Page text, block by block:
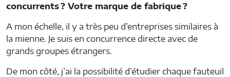
concurrents ? Votre marque de fabrique ?
A mon échelle, il y a très peu d’entreprises similaires à
la mienne. Je suis en concurrence directe avec de
grands groupes étrangers.
De mon côté, j’ai la possibilité d’étudier chaque fauteuil